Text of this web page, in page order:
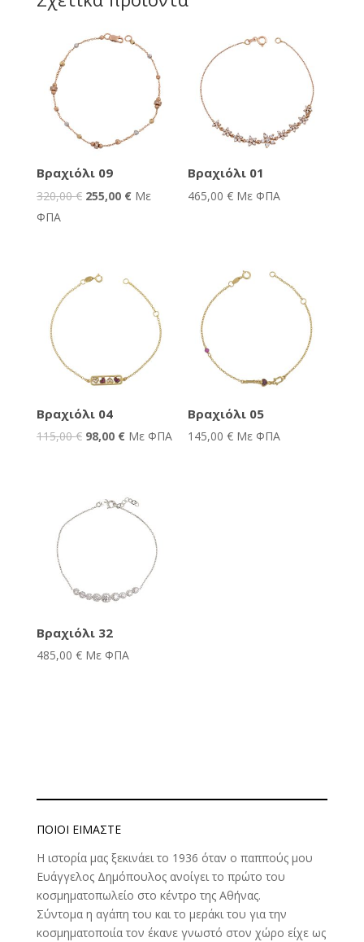
Προσφορά!
Βραχιόλι 09
320,00€ 255,00 € Με
ΦΠΑ
Βραχιόλι 01
465,00€ Με ΦΠΑ
Προσφορά!
Βραχιόλι 04
115,00€ 98,00 € Με ΦΠΑ
Βραχιόλι 05
145,00€ Με ΦΠΑ
Βραχιόλι 32
485,00 € Με ΦΠΑ
ΠΟΙΟΊ ΕΊΜΑΣΤΕ
Η ιστορία μας ξεκινάει το 1936 όταν ο παππούς μου
Ευάγγελος Δημόπουλος ανοίγει το πρώτο του
κοσμηματοπωλείο στο κέντρο της Αθήνας.
Σύντομα η αγάπη του και το μεράκι του για την
κοσμηματοποιία τον έκανε γνωστό στον χώρο είχε ως